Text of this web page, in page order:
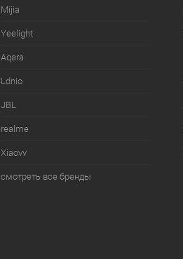
Mijia
Yeelight
Aqara
Ldnio
JBL
realme
Xiaovv
смотреть все бренды